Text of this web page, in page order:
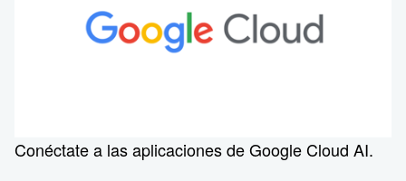
Conéctate a las aplicaciones de Google Cloud AI.